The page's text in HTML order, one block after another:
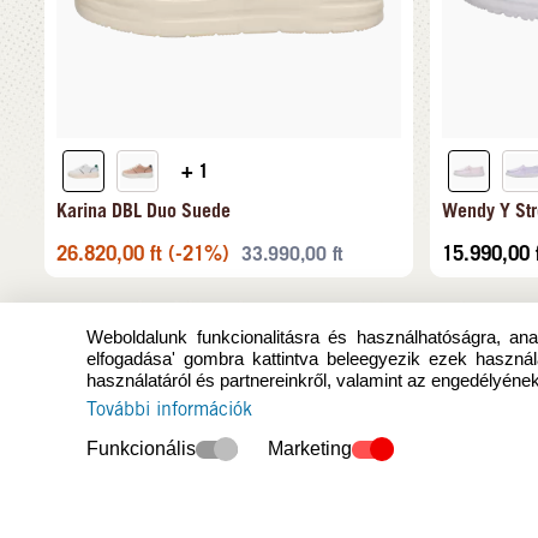
+ 1
Karina DBL Duo Suede
26.820,00 ft (-21%) 33.990,00 ft
Wendy Y
15.990,00
Weboldalunk funkcionalitásra és használhatóságra,
elfogadása' gombra kattintva beleegyezik ezek
használatáról és partnereinkről, valamint az
További információk
Funkcionális Marketing